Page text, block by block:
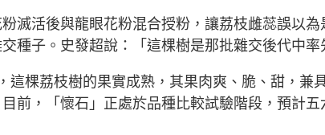
滅活後與龍眼花粉混合授粉，讓荔枝雌蕊誤以
種子。史發超說：「這棵樹是那批雜交後代中率
這棵荔枝樹的果實成熟，其果肉爽、脆、甜，兼
前，「懷石」正處於品種比較試驗階段，預計五